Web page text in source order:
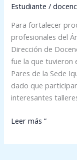
Estudiante /
Para fortalecer
profesionales del
Dirección de
fue la que tuvieron
Pares de la Sede
dado que
interesantes
Leer más ”